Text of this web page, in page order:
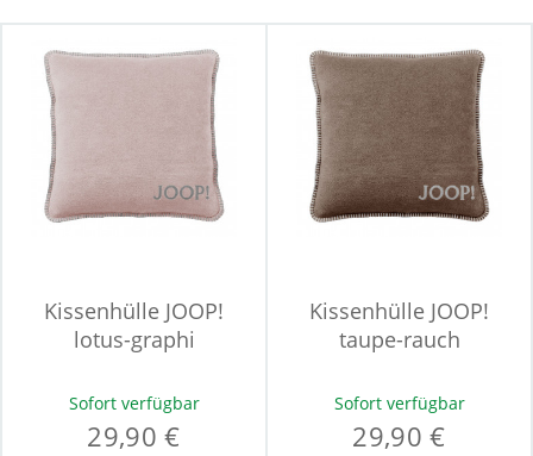
Kissenhülle JOOP!
lotus-graphi
Sofort verfügbar
29,90 €
Kissenhülle JOOP!
taupe-rauch
Sofort verfügbar
29,90 €